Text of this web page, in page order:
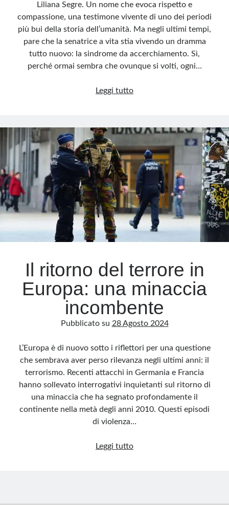
Liliana Segre. Un nome che evoca rispetto e
compassione, una testimone vivente di uno dei periodi
più bui della storia dell’umanità. Ma negli ultimi tempi,
pare che la senatrice a vita stia vivendo un dramma
tutto nuovo: la sindrome da accerchiamento. Sì,
perché ormai sembra che ovunque si volti, ogni…
Leggi tuttoLiliana
il
della
sindrome
da
accerchiamento
Il ritorno del terrore in
Europa: una minaccia
incombente
Pubblicato su 28 Agosto 2024
L’Europa è di nuovo sotto i riflettori per una questione
che sembrava aver perso rilevanza negli ultimi anni: il
terrorismo. Recenti attacchi in Germania e Francia
hanno sollevato interrogativi inquietanti sul ritorno di
una minaccia che ha segnato profondamente il
continente nella metà degli anni 2010. Questi episodi
di violenza…
Leggi tuttoIl